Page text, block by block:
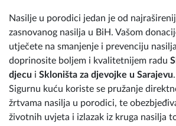
Nasilje u porodici jedan je od
zasnovanog nasilja u BiH. Vašom
utječete na smanjenje i prevenciju
doprinosite boljem i kvalitetnijem radu
djecu i Skloništa za djevojke u Sarajevu
Sigurnu kuću koriste se pružanje
žrtvama nasilja u porodici, te
životnih uvjeta i izlazak iz kruga nasilja